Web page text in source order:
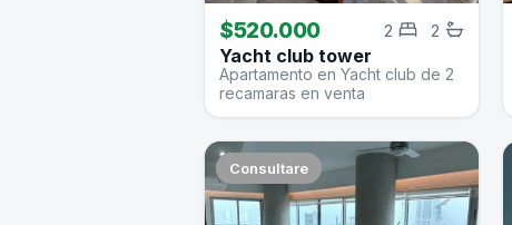
$520.000 2
2
Yacht club tower
Apartamento en Yacht club de 2
recamaras en venta
Consultare